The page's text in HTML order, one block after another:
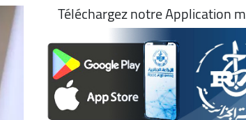
Téléchargez notre Application